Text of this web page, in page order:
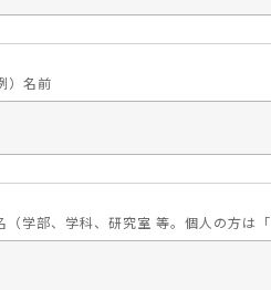
）名前
学部、学科、研究室 等。個人の方は